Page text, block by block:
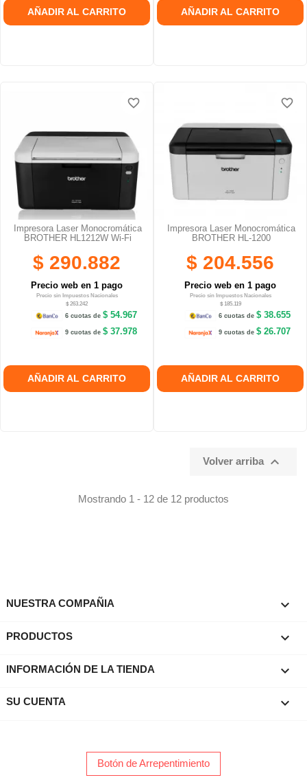
AÑADIR AL CARRITO AÑADIR AL CARRITO
Impresora Laser Monocromática
BROTHER HL1212W Wi-Fi
$ 290.882
Precio web en 1 pago
Precio sin Impuestos Nacionales
$ 263.242
6 cuotas de$ 54.967
9 cuotas de$ 37.978
AÑADIR AL CARRITO
favorite_border
favorite_border
Impresora Laser Monocromática
BROTHER HL-1200
$ 204.556
Precio web en 1 pago
Precio sin Impuestos Nacionales
$ 185.119
6 cuotas de$ 38.655
9 cuotas de$ 26.707
AÑADIR AL CARRITO
favorite_border
favorite_border
Volver arriba 
Mostrando 1 - 12 de 12 productos
NUESTRA COMPAÑIA 
PRODUCTOS 
INFORMACIÓN DE LA TIENDA keyboard_arrow_down
SU CUENTA 
Botón de Arrepentimiento